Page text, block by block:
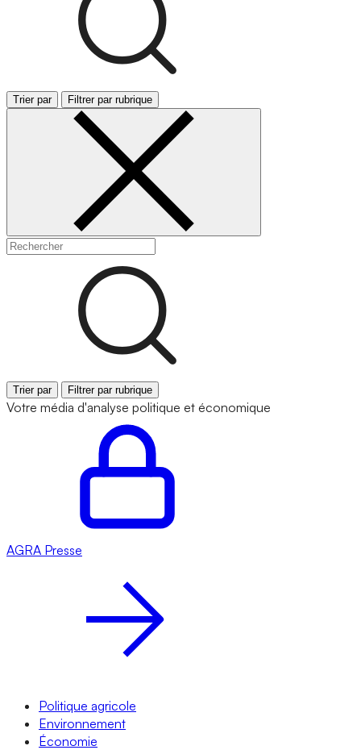
Trier par Filtrer par rubrique
Trier par Filtrer par rubrique
Votre média d'analyse politique et économique
AGRA Presse
Politique agricole
Environnement
Économie